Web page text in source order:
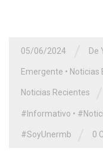
05/06/2024 De
Emergente • Noticias
Noticias Recientes
#Informativo •
#SoyUnermb 0